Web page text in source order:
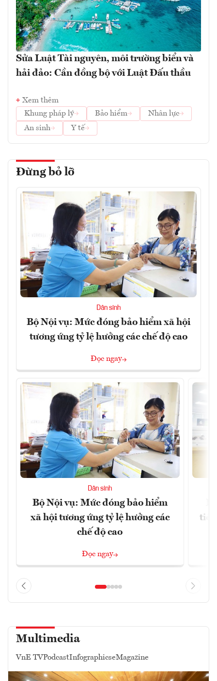
Sửa Luật Tài nguyên, môi trường biển và
hải đảo: Cần đồng bộ với Luật Đấu thầu
Xem thêm
Khung pháp lý
Bảo hiểm
Nhân lực
An sinh
Y tế
Đừng bỏ lỡ
Dân sinh
Bộ Nội vụ: Mức đóng bảo hiểm xã hội
tương ứng tỷ lệ hưởng các chế độ cao
Đọc ngay
Dân sinh
Bộ Nội vụ: Mức đóng bảo hiểm
xã hội tương ứng tỷ lệ hưởng các
chế độ cao
Đọc ngay
Multimedia
VnE TVPodcastInfographicseMagazine